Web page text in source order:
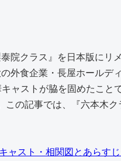
院クラス』を日本版に
外食企業・長屋ホール
ャストが脇を固めたこ
の記事では、『六本木
ャスト・相関図とあらす